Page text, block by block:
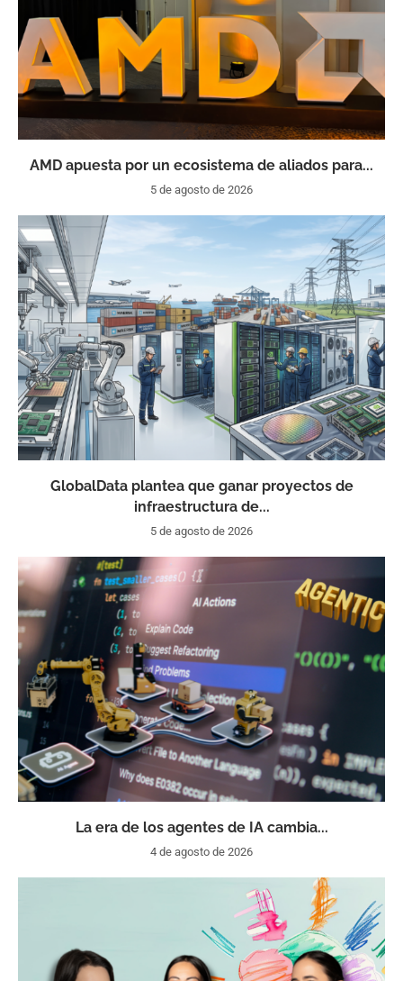
AMD apuesta por un ecosistema de aliados para...
5 de agosto de 2026
GlobalData plantea que ganar proyectos de
infraestructura de...
5 de agosto de 2026
La era de los agentes de IA cambia...
4 de agosto de 2026